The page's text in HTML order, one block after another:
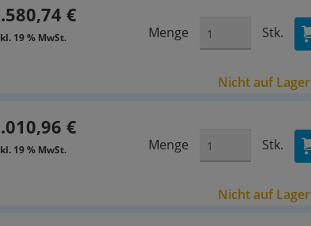
€
19 % MwSt. Menge Stk.
Nicht auf Lager
€
19 % MwSt. Menge Stk.
Nicht auf Lager